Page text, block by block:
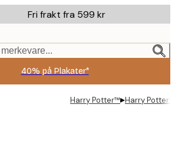
Fri frakt fra 599 kr
40% på Plakater*
Harry Potter™▸Harry Potter™